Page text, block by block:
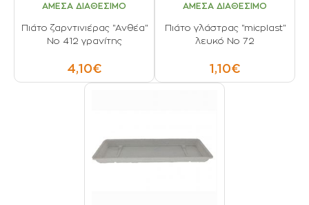
ΑΜΕΣΑ ΔΙΑΘΕΣΙΜΟ
Πιάτο ζαρντινιέρας "Ανθέα"
Νο 412 γρανίτης
4,10€
ΑΜΕΣΑ ΔΙΑΘΕΣΙΜΟ
Πιάτο γλάστρας "micplast"
λευκό Νο 72
1,10€